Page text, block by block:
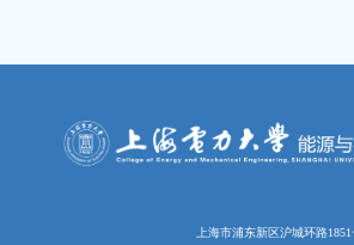
上海市浦东新区沪城环路1851